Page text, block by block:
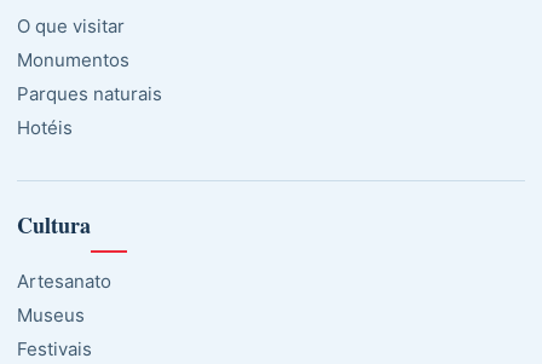
O que visitar
Monumentos
Parques naturais
Hotéis
Cultura
Artesanato
Museus
Festivais